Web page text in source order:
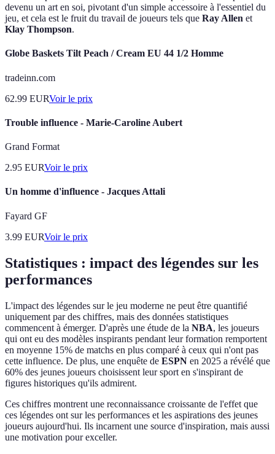
devenu un art en soi, pivotant d'un simple accessoire à l'essentiel du
jeu, et cela est le fruit du travail de joueurs tels que Ray Allen et
Klay Thompson.
Globe Baskets Tilt Peach / Cream EU 44 1/2 Homme
tradeinn.com
62.99 EURVoir le prix
Trouble influence - Marie-Caroline Aubert
Grand Format
2.95 EURVoir le prix
Un homme d'influence - Jacques Attali
Fayard GF
3.99 EURVoir le prix
Statistiques : impact des légendes sur les
performances
L'impact des légendes sur le jeu moderne ne peut être quantifié
uniquement par des chiffres, mais des données statistiques
commencent à émerger. D'après une étude de la NBA, les joueurs
qui ont eu des modèles inspirants pendant leur formation remportent
en moyenne 15% de matchs en plus comparé à ceux qui n'ont pas
cette influence. De plus, une enquête de ESPN en 2025 a révélé que
60% des jeunes joueurs choisissent leur sport en s'inspirant de
figures historiques qu'ils admirent.
Ces chiffres montrent une reconnaissance croissante de l'effet que
ces légendes ont sur les performances et les aspirations des jeunes
joueurs aujourd'hui. Ils incarnent une source d'inspiration, mais aussi
une motivation pour exceller.